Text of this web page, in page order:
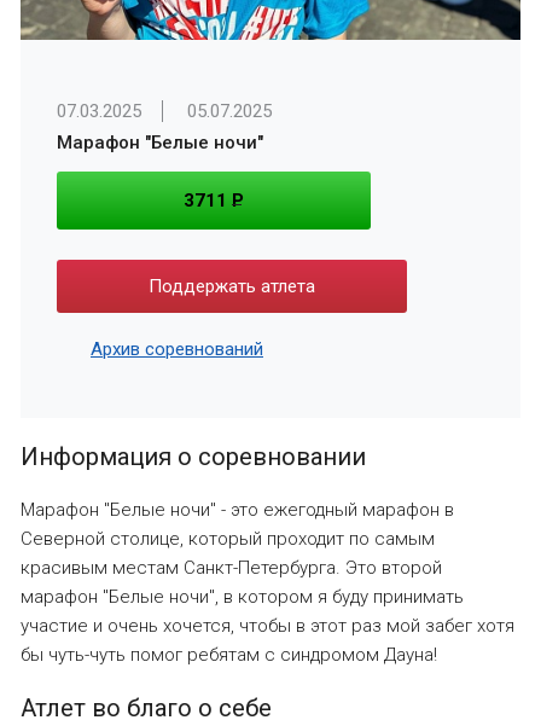
07.03.2025
05.07.2025
Марафон "Белые ночи"
3711 P
Поддержать атлета
Архив соревнований
Информация о соревновании
Марафон "Белые ночи" - это ежегодный марафон в
Северной столице, который проходит по самым
красивым местам Санкт-Петербурга. Это второй
марафон "Белые ночи", в котором я буду принимать
участие и очень хочется, чтобы в этот раз мой забег хотя
бы чуть-чуть помог ребятам с синдромом Дауна!
Атлет во благо о себе